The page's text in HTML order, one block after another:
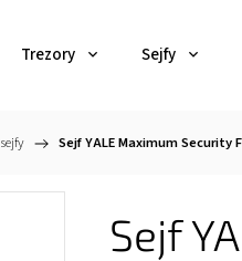
Trezory Sejfy
/ Sejf YALE Maximum Security
Sejf